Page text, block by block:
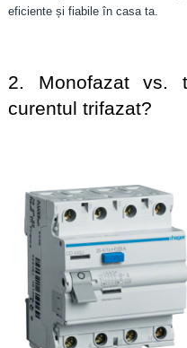
eficiente și fiabile în casa ta.
2. Monofazat vs.
curentul trifazat?